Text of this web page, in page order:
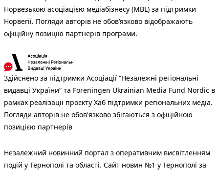
Норвезькою асоціацією медіабізнесу (MBL) за підтримки
Норвегії. Погляди авторів не обов’язково відображають
офіційну позицію партнерів програми.
Здійснено за підтримки Асоціації “Незалежні регіональні
видавці України” та Foreningen Ukrainian Media Fund Nordic в
рамках реалізації проєкту Хаб підтримки регіональних медіа.
Погляди авторів не обов'язково збігаються з офіційною
позицією партнерів
Незалежний новинний портал з оперативним висвітленням
подій у Тернополі та області. Сайт новин №1 у Тернополі за